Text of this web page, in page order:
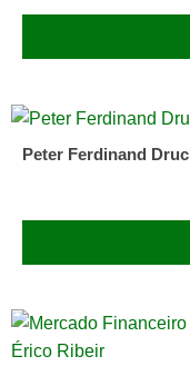
Peter Ferdinand